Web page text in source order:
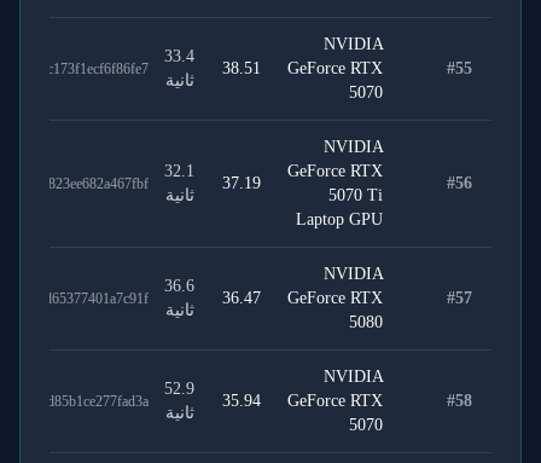
#55
NVIDIA
GeForce RTX
5070
38.51
33.4
ثانية
673dc173f1ecf6f86fe7
#56
NVIDIA
GeForce RTX
5070 Ti
Laptop GPU
37.19
32.1
ثانية
70139823ee682a467fbf
#57
NVIDIA
GeForce RTX
5080
36.47
36.6
ثانية
9247ed65377401a7c91f
#58
NVIDIA
GeForce RTX
5070
35.94
52.9
ثانية
0244dd85b1ce277fad3a